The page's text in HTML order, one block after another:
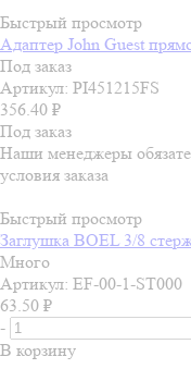
Быстрый просмотр
Адаптер John Guest
Под заказ
Артикул: PI451215FS
356.40 ₽
Под заказ
Наши менеджеры
условия заказа
Быстрый просмотр
Заглушка BOEL 3/8
Много
Артикул: EF-00-1-ST000
63.50 ₽
-
В корзину